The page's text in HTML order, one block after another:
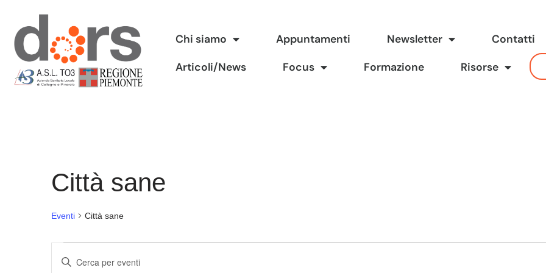
Vai
al
contenuto
Chi siamo Appuntamenti Newsletter Contatti
Articoli/News Focus Formazione Risorse
Città sane
Eventi Città sane
Eventi
Inserisci